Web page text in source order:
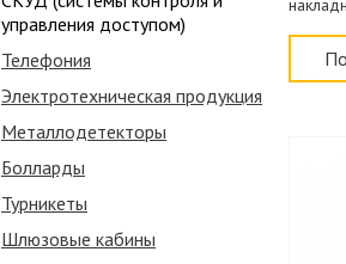
управления доступом)
Телефония
Электротехническая продукция
Металлодетекторы
Болларды
Турникеты
Шлюзовые кабины